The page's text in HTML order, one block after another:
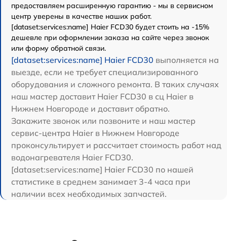
предоставляем расширенную гарантию - мы в сервисном
центр уверены в качестве наших работ.
[dataset:services:name] Haier FCD30 будет стоить на -15%
дешевле при оформлении заказа на сайте через звонок
или форму обратной связи.
[dataset:services:name] Haier FCD30 выполняется на
выезде, если не требует специализированного
оборудования и сложного ремонта. В таких случаях
наш мастер доставит Haier FCD30 в сц Haier в
Нижнем Новгороде и доставит обратно.
Закажите звонок или позвоните и наш мастер
сервис-центра Haier в Нижнем Новгороде
проконсультирует и рассчитает стоимость работ над
водонагревателя Haier FCD30.
[dataset:services:name] Haier FCD30 по нашей
статистике в среднем занимает 3-4 часа при
наличии всех необходимых запчастей.